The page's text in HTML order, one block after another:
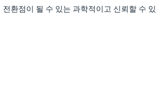
전환점이 될 수 있는 과학적이고 신뢰할 수